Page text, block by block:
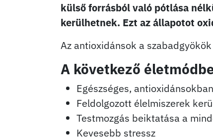
külső forrásból való pótlása
kerülhetnek. Ezt az állapotot
Az antioxidánsok a
A következő
Egészséges,
Feldolgozott élelmiszerek
Testmozgás beiktatása a
Kevesebb stressz